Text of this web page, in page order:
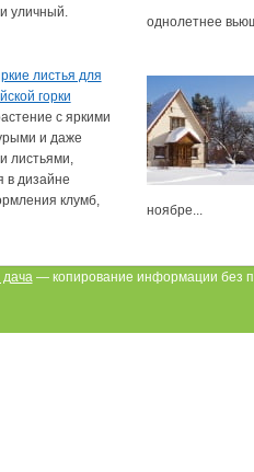
уличный.
однолетнее
листья для
горки
с яркими
и даже
листьями,
в дизайне
клумб,
ноябре...
— копирование информации без